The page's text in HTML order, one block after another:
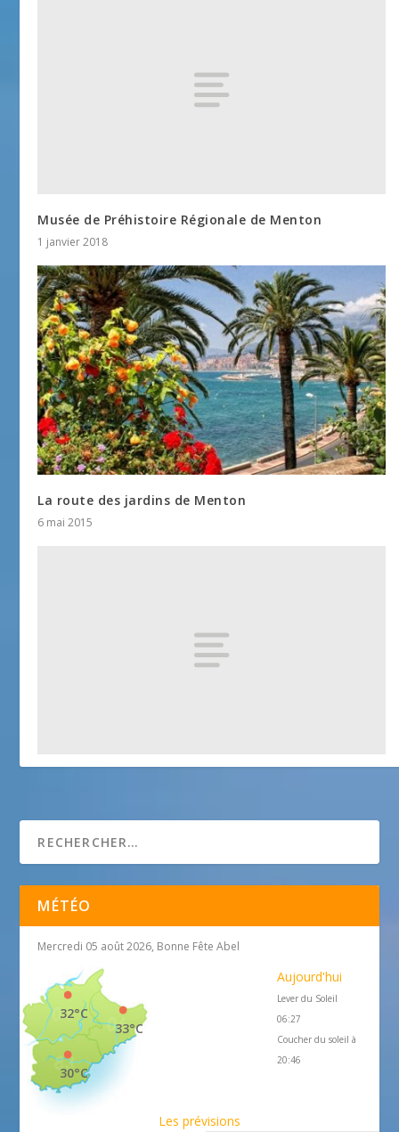
Musée de Préhistoire Régionale de Menton
1 janvier 2018
La route des jardins de Menton
6 mai 2015
MÉTÉO
Mercredi 05 août 2026, Bonne Fête Abel
33°C
32°C
30°C
Aujourd'hui
Lever du Soleil
06:27
Coucher du soleil à
20:46
Les prévisions